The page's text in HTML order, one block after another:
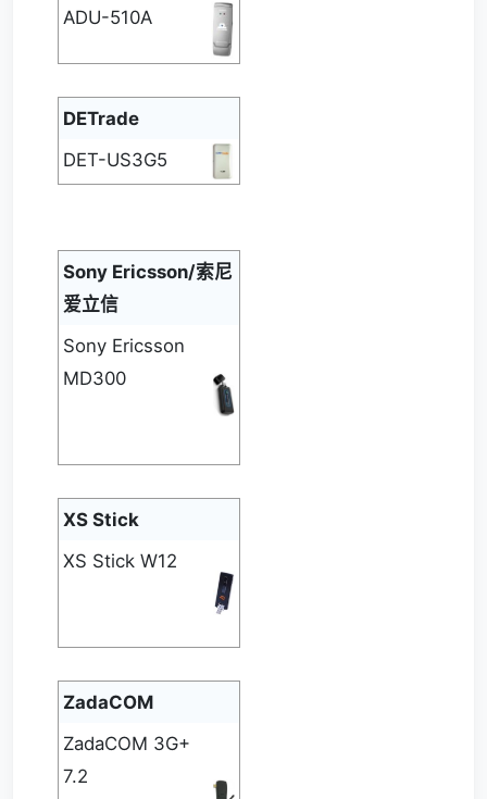
ADU-510A
DETrade
DET-US3G5
Sony Ericsson/索尼
爱立信
Sony Ericsson
MD300
XS Stick
XS Stick W12
ZadaCOM
ZadaCOM 3G+
7.2